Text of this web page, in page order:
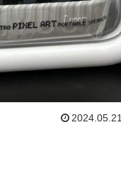
2024.05.21